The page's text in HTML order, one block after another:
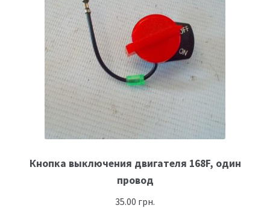
Кнопка выключения двигателя 168F, один
провод
35.00 грн.